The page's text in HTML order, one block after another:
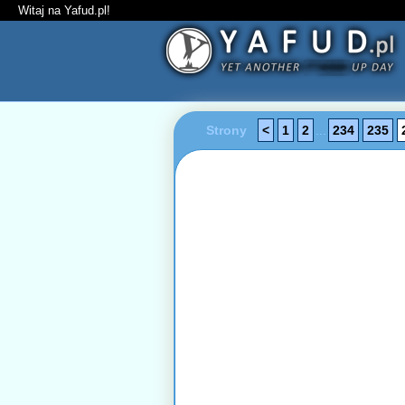
Witaj na Yafud.pl!
Strony < 1 2 234 235